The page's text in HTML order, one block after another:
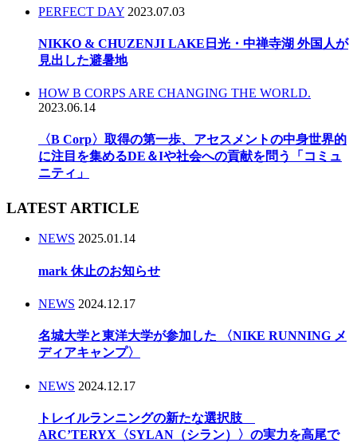
PERFECT DAY 2023.07.03
NIKKO & CHUZENJI LAKE日光・中禅寺湖 外国人が
見出した避暑地
HOW B CORPS ARE CHANGING THE WORLD.
2023.06.14
〈B Corp〉取得の第一歩、アセスメントの中身世界的
に注目を集めるDE＆Iや社会への貢献を問う「コミュ
ニティ」
LATEST ARTICLE
NEWS 2025.01.14
mark 休止のお知らせ
NEWS 2024.12.17
名城大学と東洋大学が参加した 〈NIKE RUNNING メ
ディアキャンプ〉
NEWS 2024.12.17
トレイルランニングの新たな選択肢
ARC’TERYX〈SYLAN（シラン）〉の実力を高尾で